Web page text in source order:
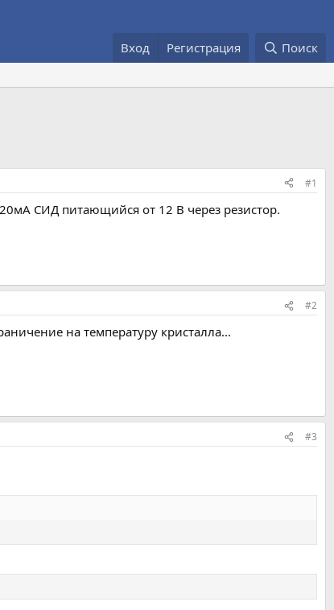
Вход Регистрация Поиск
#1
СИД питающийся от 12 В через резистор.
#2
на температуру кристалла...
#3